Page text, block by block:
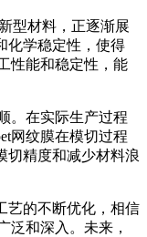
型材料，正逐渐展
化学稳定性，使得
性能和稳定性，能
在实际生产过程
网纹膜在模切过程
切精度和减少材料浪
的不断优化，相信
泛和深入。未来，